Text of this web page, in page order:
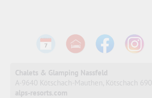
Chalets & Glamping Nassfeld
A-9640 Kötschach-Mauthen, Kötschach 690
alps-resorts.com